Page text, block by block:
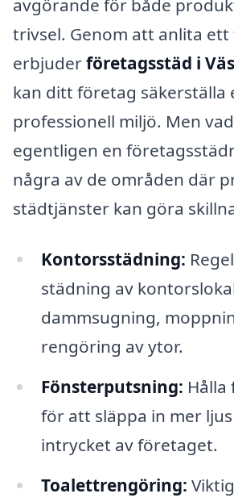
avgörande för både
trivsel. Genom att anlita
erbjuderföretagsstäd i
kan ditt företag säkerställa
professionell miljö. Men
egentligen en
några av de områden där
städtjänster kan göra
Kontorsstädning:
städning av
dammsugning,
rengöring av ytor.
Fönsterputsning:
för att släppa in mer
intrycket av företaget.
Toalettrengöring: